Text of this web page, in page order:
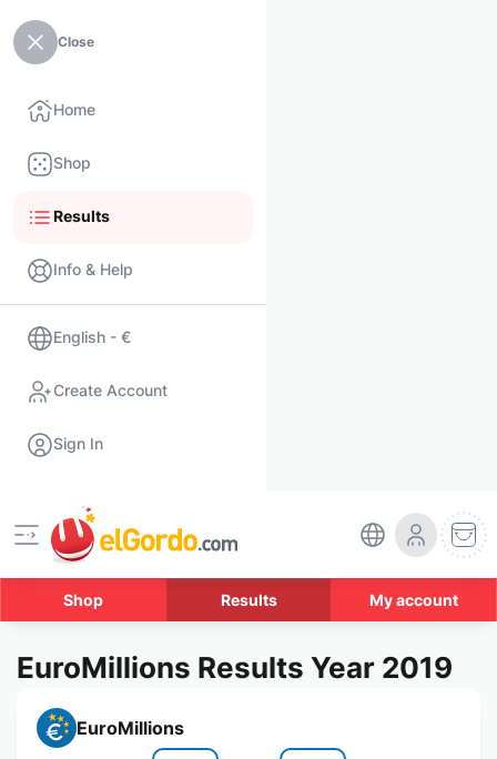
Close
Home
Shop
Results
Info & Help
English - €
Create Account
Sign In
Shop Results My account
EuroMillions Results Year 2019
EuroMillions